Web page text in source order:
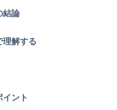
結論
理解する
ント